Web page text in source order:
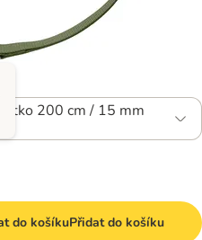
200 cm / 15 mm
do košíkuPřidat do košíku